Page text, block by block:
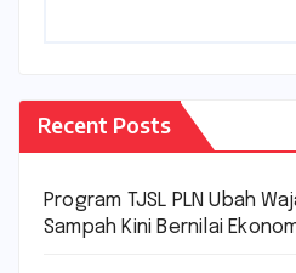
Recent Posts
Program TJSL PLN Ubah
Sampah Kini Bernilai